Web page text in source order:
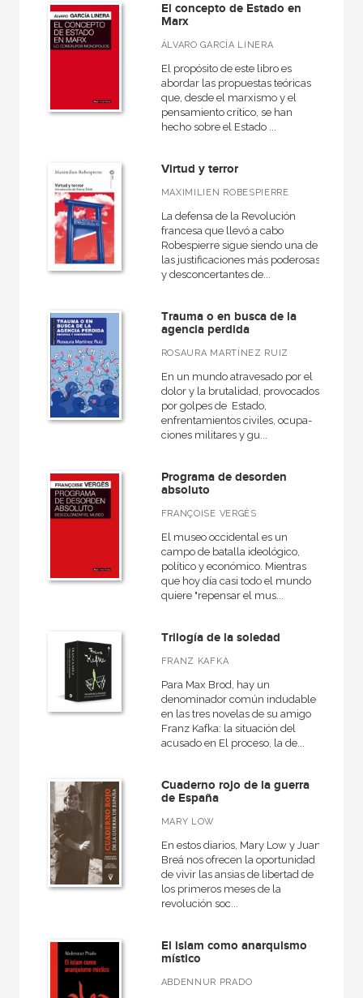
El concepto de Estado en
Marx
ÁLVARO GARCÍA LINERA
El propósito de este libro es
abordar las propuestas teóricas
que, desde el marxismo y el
pensamiento crítico, se han
hecho sobre el Estado ...
Virtud y terror
MAXIMILIEN ROBESPIERRE
La defensa de la Revolución
francesa que llevó a cabo
Robespierre sigue siendo una de
las justificaciones más poderosas
y desconcertantes de...
Trauma o en busca de la
agencia perdida
ROSAURA MARTÍNEZ RUIZ
En un mundo atravesado por el
dolor y la brutalidad, provo­cados
por golpes de Estado,
enfrentamientos civiles, ocupa­
ciones militares y gu...
Programa de desorden
absoluto
FRANÇOISE VERGÈS
El museo occidental es un
campo de batalla ideológico,
político y económico. Mientras
que hoy día casi todo el mundo
quiere "repensar el mus...
Trilogía de la soledad
FRANZ KAFKA
Para Max Brod, hay un
denominador común indudable
en las tres novelas de su amigo
Franz Kafka: la situación del
acusado en El proceso, la de...
Cuaderno rojo de la guerra
de España
MARY LOW
En estos diarios, Mary Low y Juan
Breá nos ofrecen la oportunidad
de vivir las ansias de libertad de
los primeros meses de la
revolución soc...
El islam como anarquismo
místico
ABDENNUR PRADO